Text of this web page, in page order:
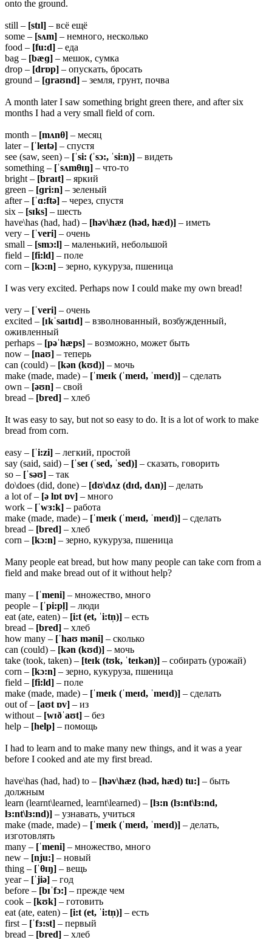
onto the ground.
still – [stɪl] – всё ещё
some – [sʌm] – немного, несколько
food – [fu:d] – еда
bag – [bæɡ] – мешок, сумка
drop – [drɒp] – опускать, бросать
ground – [ɡraʊnd] – земля, грунт, почва
A month later I saw something bright green there, and after six
months I had a very small field of corn.
month – [mʌnθ] – месяц
later – [ˈleɪtə] – спустя
see (saw, seen) – [ˈsi: (ˈsɔ:, ˈsi:n)] – видеть
something – [ˈsʌmθɪŋ] – что-то
bright – [braɪt] – яркий
green – [ɡri:n] – зеленый
after – [ˈɑ:ftə] – через, спустя
six – [sɪks] – шесть
have\has (had, had) – [həv\hæz (həd, hæd)] – иметь
very – [ˈveri] – очень
small – [smɔ:l] – маленький, небольшой
field – [fi:ld] – поле
corn – [kɔ:n] – зерно, кукуруза, пшеница
I was very excited. Perhaps now I could make my own bread!
very – [ˈveri] – очень
excited – [ɪkˈsaɪtɪd] – взволнованный, возбужденный,
оживленный
perhaps – [pəˈhæps] – возможно, может быть
now – [naʊ] – теперь
can (could) – [kən (kʊd)] – мочь
make (made, made) – [ˈmeɪk (ˈmeɪd, ˈmeɪd)] – сделать
own – [əʊn] – свой
bread – [bred] – хлеб
It was easy to say, but not so easy to do. It is a lot of work to make
bread from corn.
easy – [ˈi:zi] – легкий, простой
say (said, said) – [ˈseɪ (ˈsed, ˈsed)] – сказать, говорить
so – [ˈsəʊ] – так
do\does (did, done) – [dʊ\dʌz (dɪd, dʌn)] – делать
a lot of – [ə lɒt ɒv] – много
work – [ˈwɜ:k] – работа
make (made, made) – [ˈmeɪk (ˈmeɪd, ˈmeɪd)] – сделать
bread – [bred] – хлеб
corn – [kɔ:n] – зерно, кукуруза, пшеница
Many people eat bread, but how many people can take corn from a
field and make bread out of it without help?
many – [ˈmeni] – множество, много
people – [ˈpi:pl̩] – люди
eat (ate, eaten) – [i:t (et, ˈi:tn̩)] – есть
bread – [bred] – хлеб
how many – [ˈhaʊ məni] – сколько
can (could) – [kən (kʊd)] – мочь
take (took, taken) – [teɪk (tʊk, ˈteɪkən)] – собирать (урожай)
corn – [kɔ:n] – зерно, кукуруза, пшеница
field – [fi:ld] – поле
make (made, made) – [ˈmeɪk (ˈmeɪd, ˈmeɪd)] – сделать
out of – [aʊt ɒv] – из
without – [wɪðˈaʊt] – без
help – [help] – помощь
I had to learn and to make many new things, and it was a year
before I cooked and ate my first bread.
have\has (had, had) to – [həv\hæz (həd, hæd) tu:] – быть
должным
learn (learnt\learned, learnt\learned) – [lɜ:n (lɜ:nt\lɜ:nd,
lɜ:nt\lɜ:nd)] – узнавать, учиться
make (made, made) – [ˈmeɪk (ˈmeɪd, ˈmeɪd)] – делать,
изготовлять
many – [ˈmeni] – множество, много
new – [nju:] – новый
thing – [ˈθɪŋ] – вещь
year – [ˈjiə] – год
before – [bɪˈfɔ:] – прежде чем
cook – [kʊk] – готовить
eat (ate, eaten) – [i:t (et, ˈi:tn̩)] – есть
first – [ˈfɜ:st] – первый
bread – [bred] – хлеб